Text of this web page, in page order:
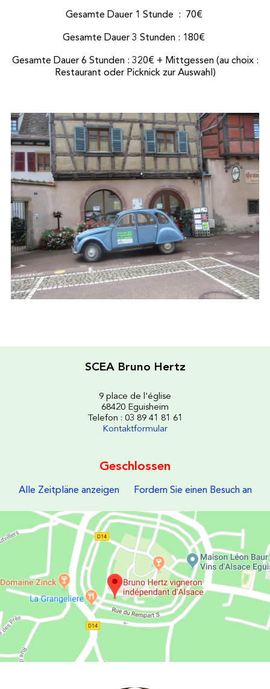
Gesamte Dauer 1 Stunde : 70€
Gesamte Dauer 3 Stunden : 180€
Gesamte Dauer 6 Stunden : 320€ + Mittgessen (au choix :
Restaurant oder Picknick zur Auswahl)
SCEA Bruno Hertz
9 place de l'église
68420 Eguisheim
Telefon : 03 89 41 81 61
Kontaktformular
Geschlossen
Alle Zeitpläne anzeigen Fordern Sie einen Besuch an